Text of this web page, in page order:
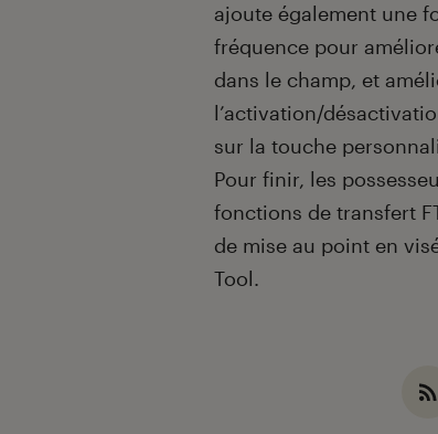
ajoute également une
fréquence pour
dans le champ, et
l’activation/
sur la touche
Pour finir, les
fonctions de transfert
de mise au point en
Tool.